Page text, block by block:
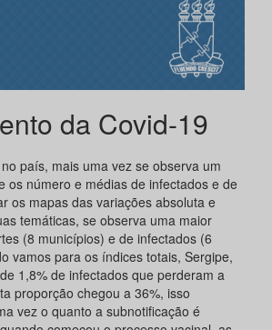
da Covid-19
país, mais uma vez se observa um
os número e médias de infectados e de
os mapas das variações absoluta e
temáticas, se observa uma maior
(8 municípios) e de infectados (6
vamos para os índices totais, Sergipe,
1,8% de infectados que perderam a
proporção chegou a 36%, isso
vez o quanto a subnotificação é